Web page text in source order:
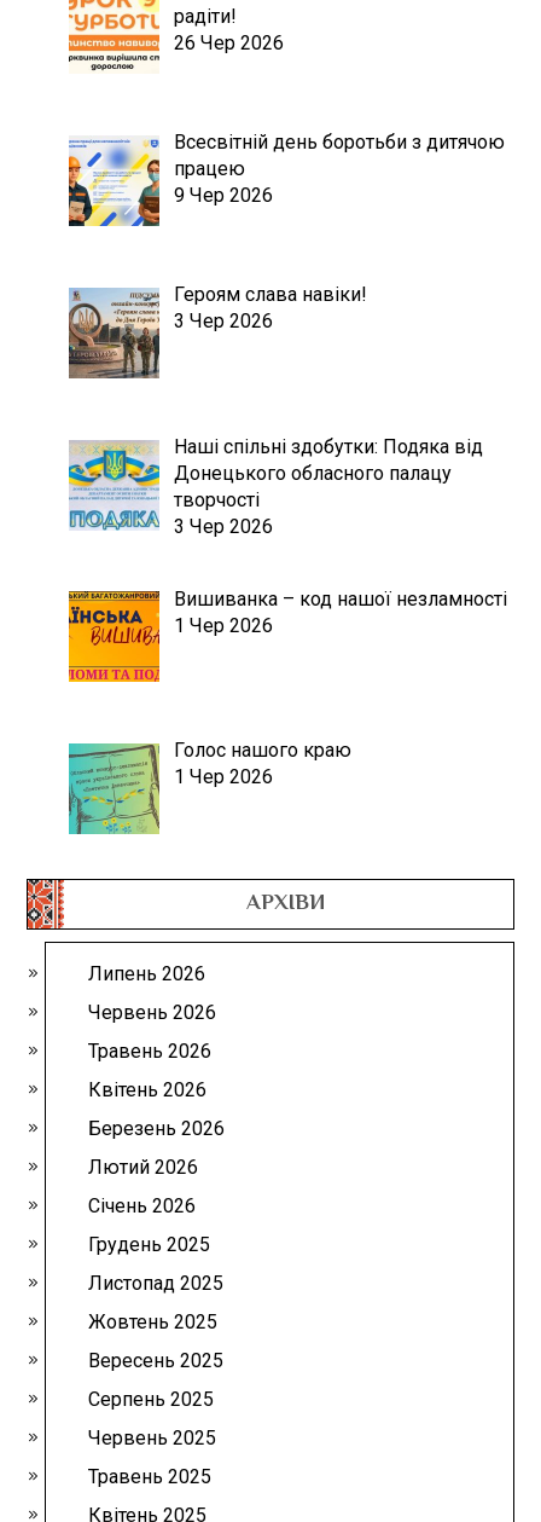
радіти!
26 Чер 2026
Всесвітній день боротьби з дитячою
працею
9 Чер 2026
Героям слава навіки!
3 Чер 2026
Наші спільні здобутки: Подяка від
Донецького обласного палацу
творчості
3 Чер 2026
Вишиванка – код нашої незламності
1 Чер 2026
Голос нашого краю
1 Чер 2026
АРХІВИ
Липень 2026
Червень 2026
Травень 2026
Квітень 2026
Березень 2026
Лютий 2026
Січень 2026
Грудень 2025
Листопад 2025
Жовтень 2025
Вересень 2025
Серпень 2025
Червень 2025
Травень 2025
Квітень 2025